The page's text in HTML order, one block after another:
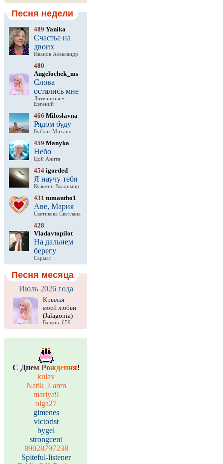
Песня недели
489 Yanika
Счастье на
двоих
Иванов Александр
480
Angelochek_ms
Слова
остались мне
Литвинкович
Евгений
466 Miloslavna
Рядом буду
Бублик Михаил
459 Manyka
Небо
Цой Анита
454 igorded
Я научу тебя
Кузьмин Владимир
431 tumantho1
Аве, Мария
Светикова Светлана
428
Vladavtopilot
На дальнем
берегу
Сармат
Песня месяца
Июль 2026 года
Крылья
моей любви
(Jalagonia)
Баллов: 659
С Днем Рождения!
kulav
Natik_Laren
mariya9
olga27
gimenes
victorist
bygel
strongcent
89028797238
Spiteful-listener